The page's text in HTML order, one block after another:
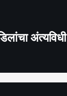
अंत्यविधी